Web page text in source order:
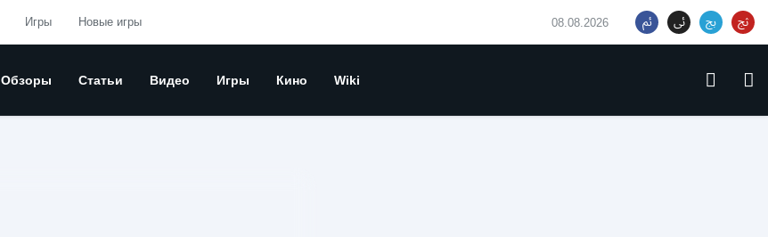
08.08.2026
Игры Новые игры
Обзоры Статьи Видео Игры Кино Wiki